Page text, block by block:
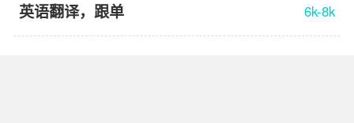
英语翻译，跟单
6k-8k